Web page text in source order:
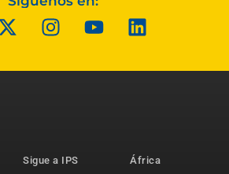
Sigue a IPS
África